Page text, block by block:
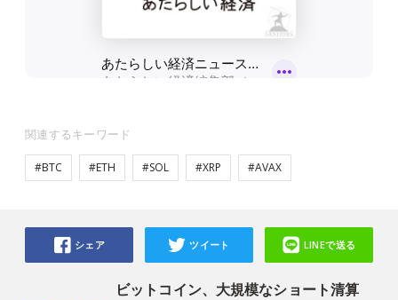
関連するキーワード
#BTC #ETH #SOL #XRP #AVAX
ビットコイン、大規模なショート清算
シェア ツイート LINEで送る